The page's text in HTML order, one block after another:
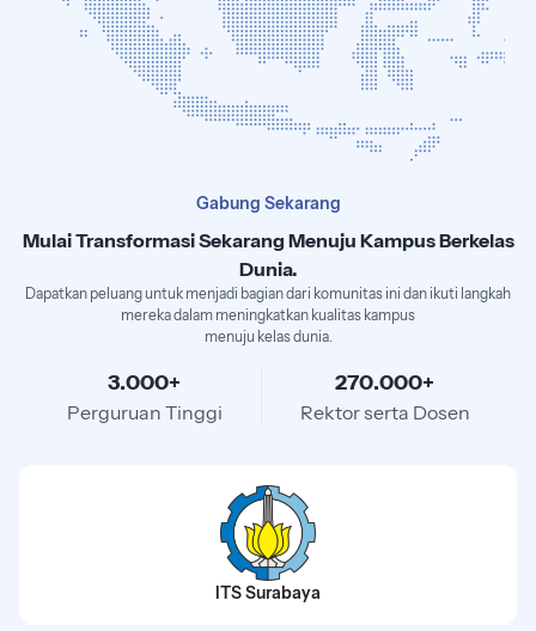
Gabung Sekarang
Mulai Transformasi Sekarang Menuju Kampus Berkelas
Dunia.
Dapatkan peluang untuk menjadi bagian dari komunitas ini dan ikuti langkah
mereka dalam meningkatkan kualitas kampus
menuju kelas dunia.
3.000+
Perguruan Tinggi
270.000+
Rektor serta Dosen
ITS Surabaya